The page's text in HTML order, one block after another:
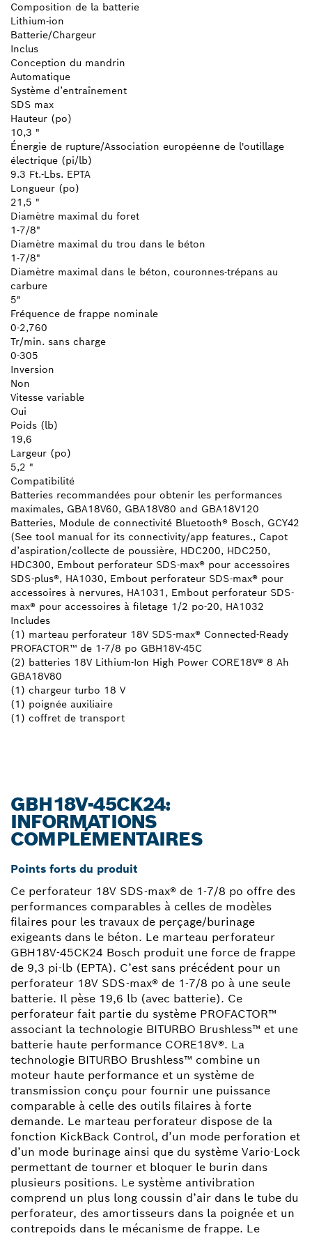
Composition de la batterie
Lithium-ion
Batterie/Chargeur
Inclus
Conception du mandrin
Automatique
Système d’entraînement
SDS max
Hauteur (po)
10,3 "
Énergie de rupture/Association européenne de l'outillage
électrique (pi/lb)
9.3 Ft.-Lbs. EPTA
Longueur (po)
21,5 "
Diamètre maximal du foret
1-7/8"
Diamètre maximal du trou dans le béton
1-7/8"
Diamètre maximal dans le béton, couronnes-trépans au
carbure
5"
Fréquence de frappe nominale
0-2,760
Tr/min. sans charge
0-305
Inversion
Non
Vitesse variable
Oui
Poids (lb)
19,6
Largeur (po)
5,2 "
Compatibilité
Batteries recommandées pour obtenir les performances
maximales, GBA18V60, GBA18V80 and GBA18V120
Batteries, Module de connectivité Bluetooth® Bosch, GCY42
(See tool manual for its connectivity/app features., Capot
d’aspiration/collecte de poussière, HDC200, HDC250,
HDC300, Embout perforateur SDS-max® pour accessoires
SDS-plus®, HA1030, Embout perforateur SDS-max® pour
accessoires à nervures, HA1031, Embout perforateur SDS-
max® pour accessoires à filetage 1/2 po-20, HA1032
Includes
(1) marteau perforateur 18V SDS-max® Connected-Ready
PROFACTOR™ de 1-7/8 po GBH18V-45C
(2) batteries 18V Lithium-Ion High Power CORE18V® 8 Ah
GBA18V80
(1) chargeur turbo 18 V
(1) poignée auxiliaire
(1) coffret de transport
GBH18V-45CK24:
INFORMATIONS
COMPLÉMENTAIRES
Points forts du produit
Ce perforateur 18V SDS-max® de 1-7/8 po offre des
performances comparables à celles de modèles
filaires pour les travaux de perçage/burinage
exigeants dans le béton. Le marteau perforateur
GBH18V-45CK24 Bosch produit une force de frappe
de 9,3 pi-lb (EPTA). C’est sans précédent pour un
perforateur 18V SDS-max® de 1-7/8 po à une seule
batterie. Il pèse 19,6 lb (avec batterie). Ce
perforateur fait partie du système PROFACTOR™
associant la technologie BITURBO Brushless™ et une
batterie haute performance CORE18V®. La
technologie BITURBO Brushless™ combine un
moteur haute performance et un système de
transmission conçu pour fournir une puissance
comparable à celle des outils filaires à forte
demande. Le marteau perforateur dispose de la
fonction KickBack Control, d’un mode perforation et
d’un mode burinage ainsi que du système Vario-Lock
permettant de tourner et bloquer le burin dans
plusieurs positions. Le système antivibration
comprend un plus long coussin d’air dans le tube du
perforateur, des amortisseurs dans la poignée et un
contrepoids dans le mécanisme de frappe. Le